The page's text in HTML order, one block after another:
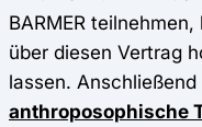
BARMER
über diesen Vertrag
lassen.
anthroposophische